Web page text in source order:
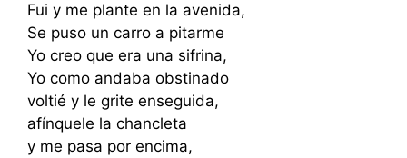
Fui y me plante en la avenida,
Se puso un carro a pitarme
Yo creo que era una sifrina,
Yo como andaba obstinado
voltié y le grite enseguida,
afínquele la chancleta
y me pasa por encima,